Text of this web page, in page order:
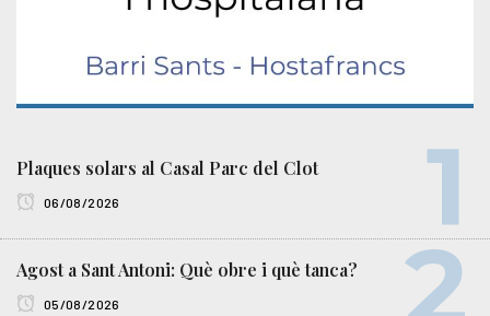
Plaques solars al Casal Parc del Clot
06/08/2026
Agost a Sant Antoni: Què obre i què tanca?
05/08/2026